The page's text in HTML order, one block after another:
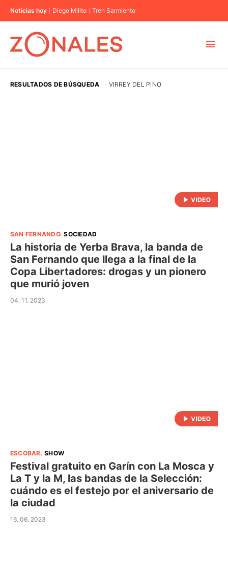
Noticias hoy Diego Milito Tren Sarmiento
RESULTADOS DE BÚSQUEDA · VIRREY DEL PINO
SAN FERNANDO.SOCIEDAD
La historia de Yerba Brava, la banda de
San Fernando que llega a la final de la
Copa Libertadores: drogas y un pionero
que murió joven
04. 11. 2023
ESCOBAR.SHOW
Festival gratuito en Garín con La Mosca y
La T y la M, las bandas de la Selección:
cuándo es el festejo por el aniversario de
la ciudad
16. 06. 2023